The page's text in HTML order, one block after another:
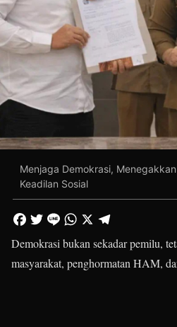
Menjaga Demokrasi,
Keadilan Sosial
Demokrasi bukan sekadar pemilu,
masyarakat, penghormatan HAM,